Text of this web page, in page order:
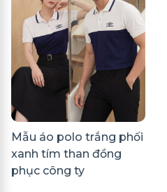
Mẫu áo polo trắng phối
xanh tím than đồng
phục công ty